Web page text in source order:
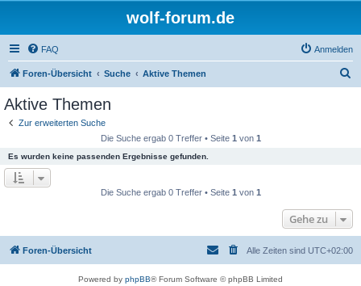
wolf-forum.de
FAQ Anmelden
Foren-Übersicht Suche Aktive Themen
Aktive Themen
Zur erweiterten Suche
Die Suche ergab 0 Treffer • Seite 1 von 1
Es wurden keine passenden Ergebnisse gefunden.
Die Suche ergab 0 Treffer • Seite 1 von 1
Gehe zu
Foren-Übersicht Alle Zeiten sind UTC+02:00
Powered by phpBB® Forum Software © phpBB Limited